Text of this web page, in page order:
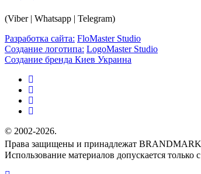
(Viber | Whatsapp | Telegram)
Разработка сайта: FloMaster Studio
Создание логотипа: LogoMaster Studio
Создание бренда Киев Украина
© 2002-2026.
Права защищены и принадлежат BRANDMARK
Использование материалов допускается только